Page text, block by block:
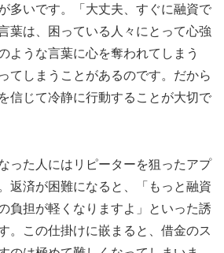
多いです。「大丈夫、すぐに融資で
葉は、困っている人々にとって心強
ような言葉に心を奪われてしまう
てしまうことがあるのです。だから
信じて冷静に行動することが大切で
った人にはリピーターを狙ったアプ
返済が困難になると、「もっと融資
負担が軽くなりますよ」といった誘
。この仕掛けに嵌まると、借金のス